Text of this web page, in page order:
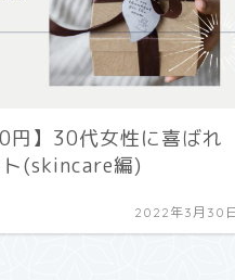
円】30代女性に喜ばれ
(skincare編)
2022年3月30